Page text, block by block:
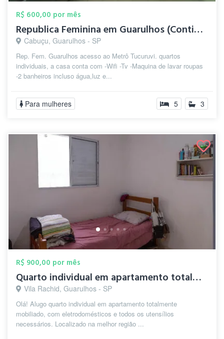
R$ 600,00 por mês
Republica Feminina em Guarulhos (Contine...
Cabuçu, Guarulhos - SP
Rep. Fem. Guarulhos acesso ao Metrô Tucuruvi. quartos
individuais, a casa conta com -Wifi -Tv -Maquina de lavar roupas
-2 banheiros incluso água,luz e...
Para mulheres 5 3
R$ 900,00 por mês
Quarto individual em apartamento totalme...
Vila Rachid, Guarulhos - SP
Olá! Alugo quarto individual em apartamento totalmente
mobiliado, com eletrodomésticos e todos os utensílios
necessários. Localizado na melhor região ...